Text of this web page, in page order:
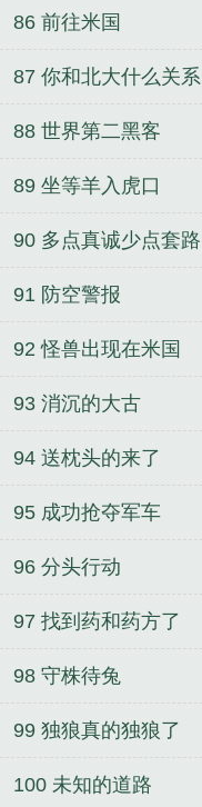
86 前往米国
87 你和北大什么关系
88 世界第二黑客
89 坐等羊入虎口
90 多点真诚少点套路
91 防空警报
92 怪兽出现在米国
93 消沉的大古
94 送枕头的来了
95 成功抢夺军车
96 分头行动
97 找到药和药方了
98 守株待兔
99 独狼真的独狼了
100 未知的道路